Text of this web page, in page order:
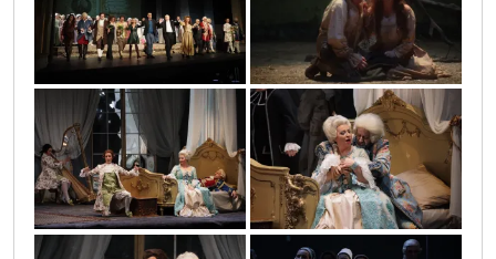
0o3a4887 0o3a4732
0o3a4097 0o3a4135